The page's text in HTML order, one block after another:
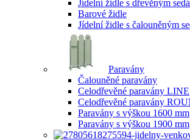
Jídelní židle s dřevěným
Barové židle
Jídelní židle s čalouněným
Paravány
Čalouněné paravány
Celodřevěné paravány LINE
Celodřevěné paravány
Paravány s výškou 1600 mm
Paravány s výškou 1900 mm